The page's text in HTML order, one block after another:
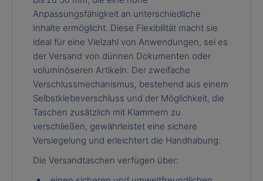
Anpassungsfähigkeit an unterschiedliche
Inhalte ermöglicht. Diese Flexibilität macht sie
ideal für eine Vielzahl von Anwendungen, sei es
der Versand von dünnen Dokumenten oder
voluminöseren Artikeln. Der zweifache
Verschlussmechanismus, bestehend aus einem
Selbstklebeverschluss und der Möglichkeit, die
Taschen zusätzlich mit Klammern zu
verschließen, gewährleistet eine sichere
Versiegelung und erleichtert die Handhabung.
Die Versandtaschen verfügen über: